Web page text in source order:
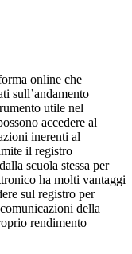
online che
sull’andamento
utile nel
accedere al
inerenti al
il registro
scuola stessa per
ha molti vantaggi
sul registro per
della
rendimento